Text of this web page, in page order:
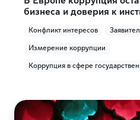
бизнеса и доверия к
Конфликт интересов
Измерение коррупции
Коррупция в сфере